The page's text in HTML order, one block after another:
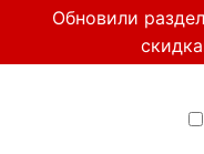
Обновили